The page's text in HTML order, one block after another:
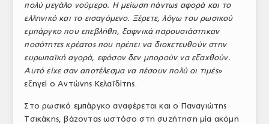
πολύ μεγάλο νούμερο. Η μείωση πάντως αφορά και το
ελληνικό και το εισαγόμενο. Ξέρετε, λόγω του ρωσικού
εμπάργκο που επεβλήθη, ξαφνικά παρουσιάστηκαν
ποσότητες κρέατος που πρέπει να διοχετευθούν στην
ευρωπαϊκή αγορά, εφόσον δεν μπορούν να εξαχθούν.
Αυτό είχε σαν αποτέλεσμα να πέσουν πολύ οι τιμές»
εξηγεί ο Αντώνης Κελαϊδίτης.
Στο ρωσικό εμπάργκο αναφέρεται και ο Παναγιώτης
Τσικάκης, βάζοντας ωστόσο στη συζήτηση μία ακόμη